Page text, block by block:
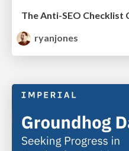
ryanjones